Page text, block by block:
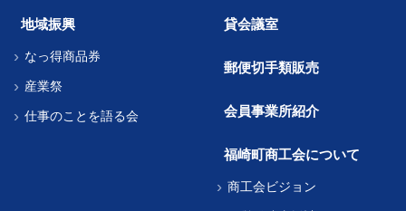
地域振興
なっ得商品券
産業祭
仕事のことを語る会
貸会議室
郵便切手類販売
会員事業所紹介
福崎町商工会について
商工会ビジョン